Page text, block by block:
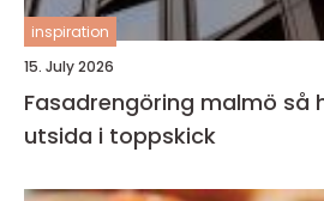
inspiration
15. July 2026
Fasadrengöring malmö så håller du husets
utsida i toppskick